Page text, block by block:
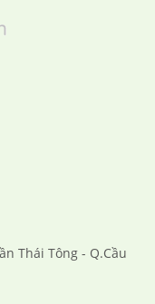
Thái Tông - Q.Cầu